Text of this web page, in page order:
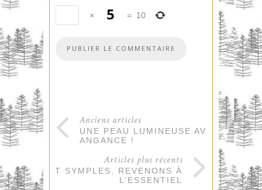
× = 10
Anciens articles
UNE PEAU LUMINEUSE AVEC NEW
ANGANCE !
Articles plus récents
C’EST SYMPLES, REVENONS À
L’ESSENTIEL